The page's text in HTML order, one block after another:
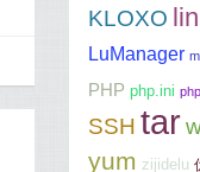
KLOXO
LuManager
PHP php.ini
SSH tar
yum zijidelu